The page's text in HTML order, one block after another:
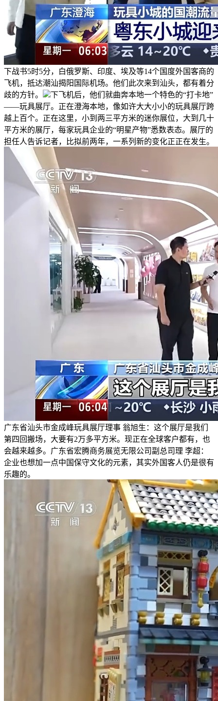
下战书5时5分，白俄罗斯、印度、埃及等14个国度外国客商的
飞机，抵达潮汕揭阳国际机场。他们此次来到汕头，都有着分
歧的方针。
下飞机后，他们就曲奔本地一个特色的“打卡地”
——玩具展厅。正在澄海本地，像如许大大小小的玩具展厅跨
越上百个。正在这里，小到两三平方米的迷你展位，大到几十
平方米的展厅，每家玩具企业的“明星产物”悉数表态。展厅的
担任人告诉记者，比拟前两年，一系列新的变化正正在发生。
广东省汕头市金成峰玩具展厅理事 翁旭生：这个展厅是我们
第四回搬场，大要有2万多平方米。现正在全球客户都有，也
会越来越多。广东省宏腾商务展览无限公司副总司理 李超：
企业也想加一点中国保守文化的元素，其实外国客人仍是很有
乐趣的。